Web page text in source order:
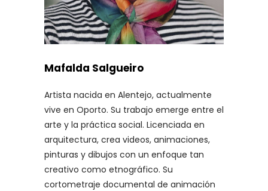
Mafalda Salgueiro
Artista nacida en Alentejo, actualmente
vive en Oporto. Su trabajo emerge entre el
arte y la práctica social. Licenciada en
arquitectura, crea videos, animaciones,
pinturas y dibujos con un enfoque tan
creativo como etnográfico. Su
cortometraje documental de animación